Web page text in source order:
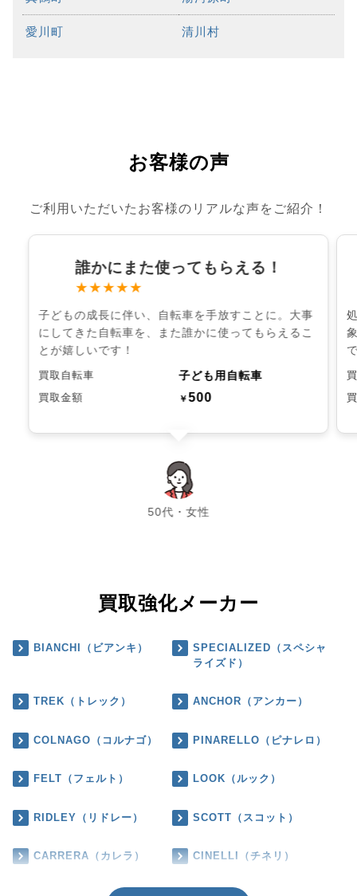
愛川町 清川村
お客様の声
ご利用いただいたお客様のリアルな声をご紹介！
誰かにまた使ってもらえる！
★★★★★
子どもの成長に伴い、自転車を手放すことに。大事
にしてきた自転車を、また誰かに使ってもらえるこ
とが嬉しいです！
買取自転車 子ども用自転車
買取金額 ￥500
50代・女性
chevron_left chevron_right
買取強化メーカー
BIANCHI（ビアンキ）
SPECIALIZED（スペシャ
ライズド）
TREK（トレック） ANCHOR（アンカー）
COLNAGO（コルナゴ） PINARELLO（ピナレロ）
FELT（フェルト） LOOK（ルック）
RIDLEY（リドレー） SCOTT（スコット）
CARRERA（カレラ） CINELLI（チネリ）